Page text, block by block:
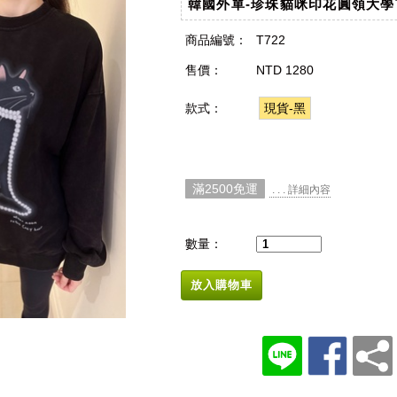
韓國外單-珍珠貓咪印花圓領大
商品編號： T722
售價： NTD 1280
款式： 現貨-黑
滿2500免運 . . . 詳細內容
數量：
放入購物車